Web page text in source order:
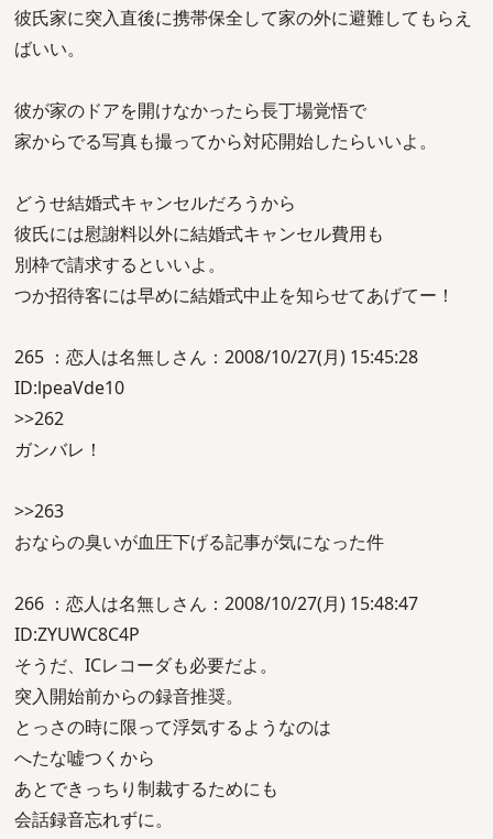
彼氏家に突入直後に携帯保全して家の外に避難してもらえ
ばいい。
彼が家のドアを開けなかったら長丁場覚悟で
家からでる写真も撮ってから対応開始したらいいよ。
どうせ結婚式キャンセルだろうから
彼氏には慰謝料以外に結婚式キャンセル費用も
別枠で請求するといいよ。
つか招待客には早めに結婚式中止を知らせてあげてー！
265 ：恋人は名無しさん：2008/10/27(月) 15:45:28
ID:lpeaVde10
>>262
ガンバレ！
>>263
おならの臭いが血圧下げる記事が気になった件
266 ：恋人は名無しさん：2008/10/27(月) 15:48:47
ID:ZYUWC8C4P
そうだ、ICレコーダも必要だよ。
突入開始前からの録音推奨。
とっさの時に限って浮気するようなのは
へたな嘘つくから
あとできっちり制裁するためにも
会話録音忘れずに。